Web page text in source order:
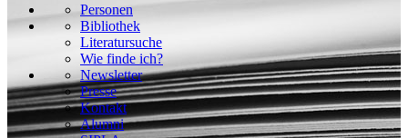
Personen
Bibliothek
Literatursuche
Wie finde ich?
Newsletter
Presse
Kontakt
Alumni